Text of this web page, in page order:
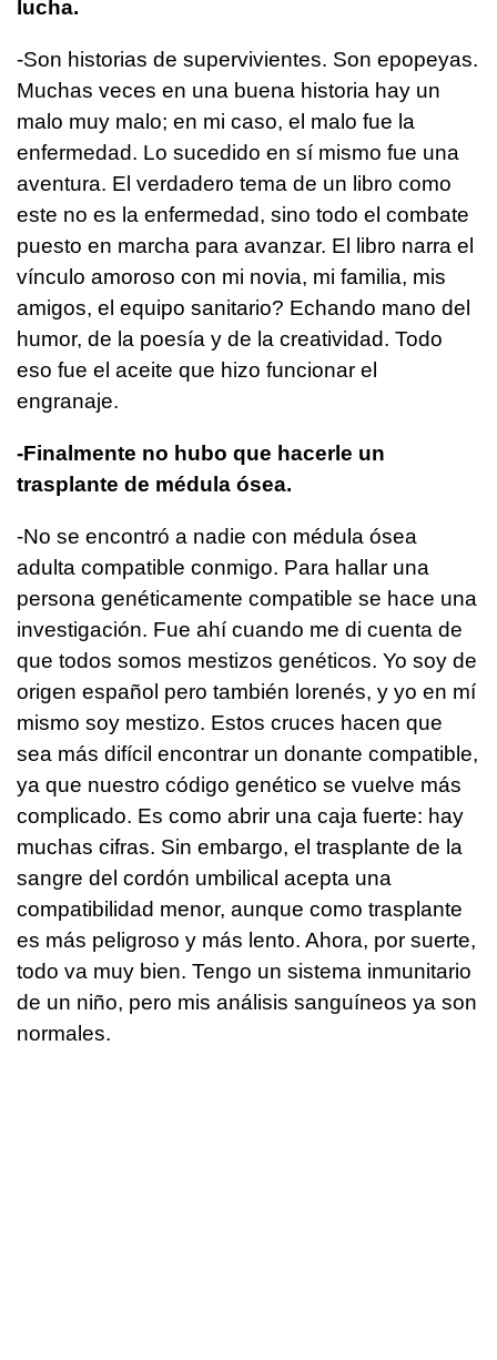
lucha.
-Son historias de supervivientes. Son epopeyas.
Muchas veces en una buena historia hay un
malo muy malo; en mi caso, el malo fue la
enfermedad. Lo sucedido en sí mismo fue una
aventura. El verdadero tema de un libro como
este no es la enfermedad, sino todo el combate
puesto en marcha para avanzar. El libro narra el
vínculo amoroso con mi novia, mi familia, mis
amigos, el equipo sanitario? Echando mano del
humor, de la poesía y de la creatividad. Todo
eso fue el aceite que hizo funcionar el
engranaje.
-Finalmente no hubo que hacerle un
trasplante de médula ósea.
-No se encontró a nadie con médula ósea
adulta compatible conmigo. Para hallar una
persona genéticamente compatible se hace una
investigación. Fue ahí cuando me di cuenta de
que todos somos mestizos genéticos. Yo soy de
origen español pero también lorenés, y yo en mí
mismo soy mestizo. Estos cruces hacen que
sea más difícil encontrar un donante compatible,
ya que nuestro código genético se vuelve más
complicado. Es como abrir una caja fuerte: hay
muchas cifras. Sin embargo, el trasplante de la
sangre del cordón umbilical acepta una
compatibilidad menor, aunque como trasplante
es más peligroso y más lento. Ahora, por suerte,
todo va muy bien. Tengo un sistema inmunitario
de un niño, pero mis análisis sanguíneos ya son
normales.